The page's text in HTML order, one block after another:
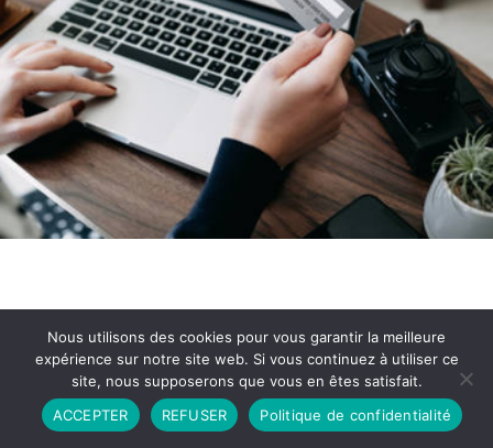
Partenariat Contact
Politique de Confidentialité
CGU
Copyright © 2026 - Propulsé par DIEUDUDIABLE
Nous utilisons des cookies pour vous garantir la meilleure
expérience sur notre site web. Si vous continuez à utiliser ce
site, nous supposerons que vous en êtes satisfait.
ACCEPTER
REFUSER Politique de confidentialité